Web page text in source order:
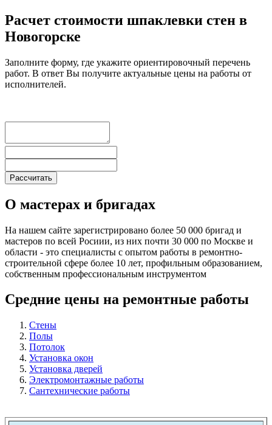
Расчет стоимости шпаклевки стен в
Новогорске
Заполните форму, где укажите ориентировочный перечень
работ. В ответ Вы получите актуальные цены на работы от
исполнителей.
О мастерах и бригадах
На нашем сайте зарегистрировано более 50 000 бригад и
мастеров по всей Росиии, из них почти 30 000 по Москве и
области - это специалисты с опытом работы в ремонтно-
строительной сфере более 10 лет, профильным образованием,
собственным профессиональным инструментом
Средние цены на ремонтные работы
Стены
Полы
Потолок
Установка окон
Установка дверей
Электромонтажные работы
Сантехнические работы